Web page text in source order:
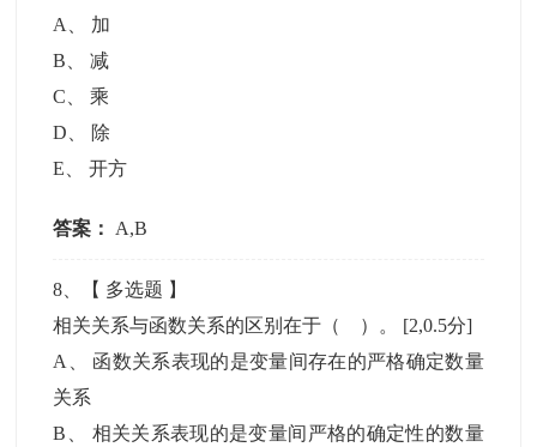
A
加
B 、减
C 、乘
D
除
E 、开方
答案： A,B
8 、【 多选题 】
相关关系与函数关系的区别在于（ ）。 [2,0.5分]
A
函数关系表现的是变量间存在的严格确定数量
关系
B
相关关系表现的是变量间严格的确定性的数量